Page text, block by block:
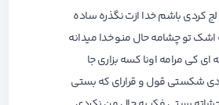
کردی باشم خدا ازت نگذره ساده
تو چشامه حال منو خدا میدانه
ای کی مرامه اونا کسه بزاری جا
شکستی قول و قرارای که بستی